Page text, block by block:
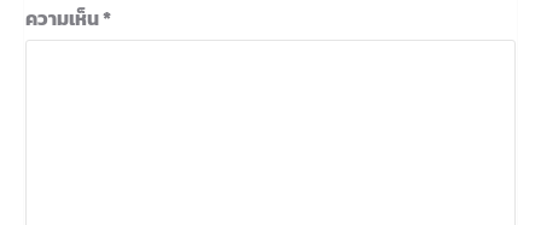
ความเห็น*